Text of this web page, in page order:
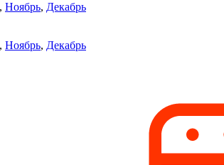
, Ноябрь, Декабрь
, Ноябрь, Декабрь